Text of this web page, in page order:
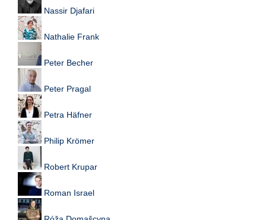
Nassir Djafari
Nathalie Frank
Peter Becher
Peter Pragal
Petra Häfner
Philip Krömer
Robert Krupar
Roman Israel